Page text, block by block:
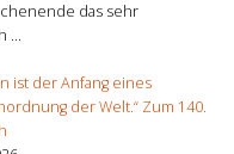
das sehr
...
ist der Anfang eines
der Welt.“ Zum 140.